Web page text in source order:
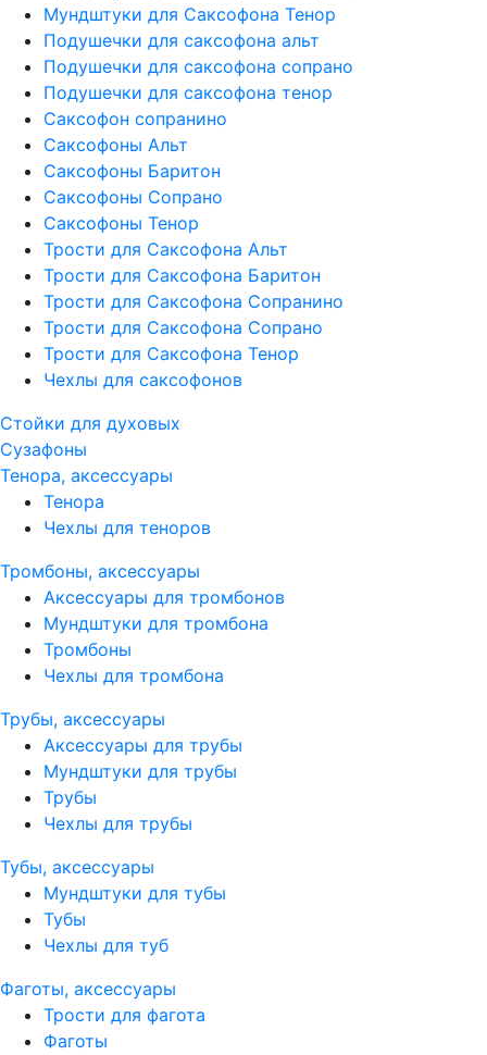
Мундштуки для Саксофона Тенор
Подушечки для саксофона альт
Подушечки для саксофона сопрано
Подушечки для саксофона тенор
Саксофон сопранино
Саксофоны Альт
Саксофоны Баритон
Саксофоны Сопрано
Саксофоны Тенор
Трости для Саксофона Альт
Трости для Саксофона Баритон
Трости для Саксофона Сопранино
Трости для Саксофона Сопрано
Трости для Саксофона Тенор
Чехлы для саксофонов
Стойки для духовых
Сузафоны
Тенора, аксессуары
Тенора
Чехлы для теноров
Тромбоны, аксессуары
Аксессуары для тромбонов
Мундштуки для тромбона
Тромбоны
Чехлы для тромбона
Трубы, аксессуары
Аксессуары для трубы
Мундштуки для трубы
Трубы
Чехлы для трубы
Тубы, аксессуары
Мундштуки для тубы
Тубы
Чехлы для туб
Фаготы, аксессуары
Трости для фагота
Фаготы